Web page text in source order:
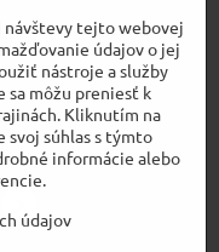
návštevy tejto webovej
údajov o jej
nástroje a služby
sa môžu preniesť k
Kliknutím na
svoj súhlas s týmto
informácie alebo
údajov